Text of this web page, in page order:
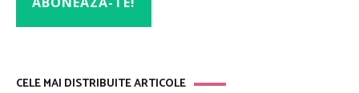
CELE MAI DISTRIBUITE ARTICOLE